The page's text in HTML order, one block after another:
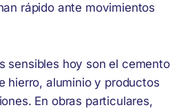
rápido ante movimientos
sensibles hoy son el cemento
hierro, aluminio y productos
En obras particulares,